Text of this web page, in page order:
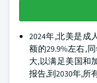
2024年,北美是成
额的29.9%左右,
大,以满足美国和
报告,到2030年,所